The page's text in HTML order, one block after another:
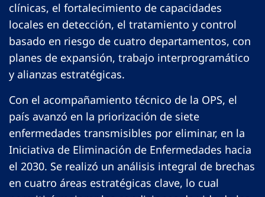
clínicas, el fortalecimiento de capacidades
locales en detección, el tratamiento y control
basado en riesgo de cuatro departamentos, con
planes de expansión, trabajo interprogramático
y alianzas estratégicas.
Con el acompañamiento técnico de la OPS, el
país avanzó en la priorización de siete
enfermedades transmisibles por eliminar, en la
Iniciativa de Eliminación de Enfermedades hacia
el 2030. Se realizó un análisis integral de brechas
en cuatro áreas estratégicas clave, lo cual